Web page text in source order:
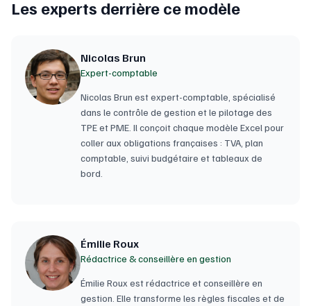
Les experts derrière ce modèle
Nicolas Brun
Expert-comptable
Nicolas Brun est expert-comptable, spécialisé
dans le contrôle de gestion et le pilotage des
TPE et PME. Il conçoit chaque modèle Excel pour
coller aux obligations françaises : TVA, plan
comptable, suivi budgétaire et tableaux de
bord.
Émilie Roux
Rédactrice & conseillère en gestion
Émilie Roux est rédactrice et conseillère en
gestion. Elle transforme les règles fiscales et de